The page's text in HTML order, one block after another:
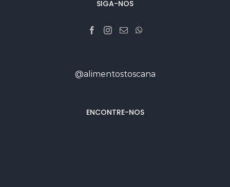
SIGA-NOS
@alimentostoscana
ENCONTRE-NOS